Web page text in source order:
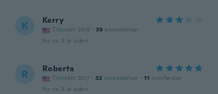
K Kerry
Tilmeldt 2018 · 39 anmeldelser
for ca. 5 år siden
R Roberta
Tilmeldt 2017 · 32 anmeldelser · 11 overførsler
for ca. 5 år siden